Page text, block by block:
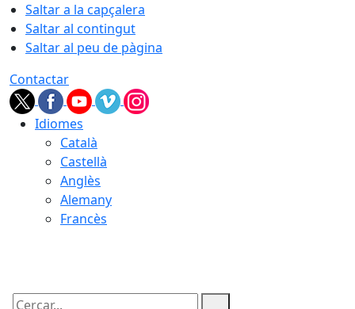
Saltar a la capçalera
Saltar al contingut
Saltar al peu de pàgina
Contactar
Idiomes
Català
Castellà
Anglès
Alemany
Francès